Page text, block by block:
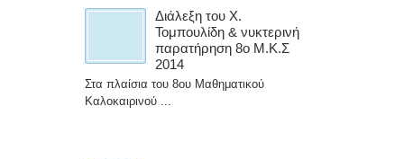
Διάλεξη του Χ.
Τομπουλίδη & νυκτερινή
παρατήρηση 8ο Μ.Κ.Σ
2014
Στα πλαίσια του 8ου Μαθηματικού
Καλοκαιρινού ...